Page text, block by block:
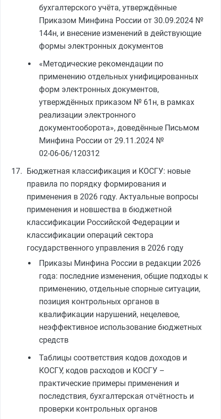
бухгалтерского учёта, утверждённые
Приказом Минфина России от 30.09.2024 №
144н, и внесение изменений в действующие
формы электронных документов
«Методические рекомендации по
применению отдельных унифицированных
форм электронных документов,
утверждённых приказом № 61н, в рамках
реализации электронного
документооборота», доведённые Письмом
Минфина России от 29.11.2024 №
02‑06‑06/120312
Бюджетная классификация и КОСГУ: новые
правила по порядку формирования и
применения в 2026 году. Актуальные вопросы
применения и новшества в бюджетной
классификации Российской Федерации и
классификации операций сектора
государственного управления в 2026 году
Приказы Минфина России в редакции 2026
года: последние изменения, общие подходы к
применению, отдельные спорные ситуации,
позиция контрольных органов в
квалификации нарушений, нецелевое,
неэффективное использование бюджетных
средств
Таблицы соответствия кодов доходов и
КОСГУ, кодов расходов и КОСГУ –
практические примеры применения и
последствия, бухгалтерская отчётность и
проверки контрольных органов